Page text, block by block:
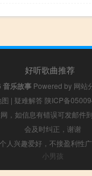
好听歌曲推荐
音乐故事 Powered by 网站
| 疑难解答 陕ICP备
，如信息有错误可发邮件
会及时纠正，谢谢
人兴趣爱好，不接盈利性
小男孩